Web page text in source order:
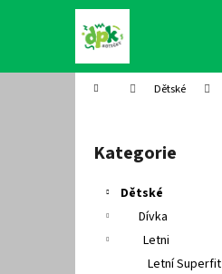
Domů Dětské
Přeskočit
kategorie
Kategorie
Dětské
Dívka
Letni
Letní Superfit
í
Zpět
do
Zpět
do